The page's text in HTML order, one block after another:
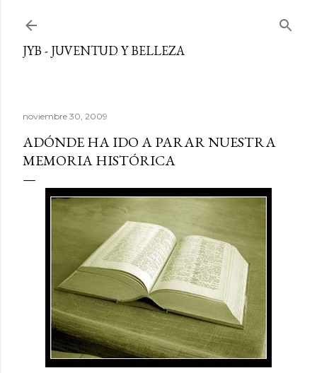
JYB - JUVENTUD Y BELLEZA
noviembre 30, 2009
ADÓNDE HA IDO A PARAR NUESTRA
MEMORIA HISTÓRICA